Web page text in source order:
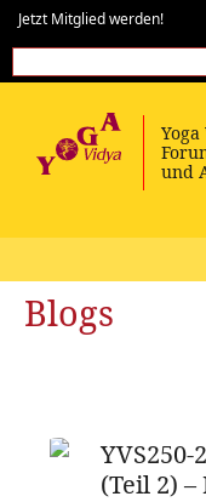
Jetzt Mitglied werden!
Blogs
(Teil 2) –